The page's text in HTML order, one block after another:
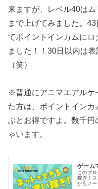
来ますが、レベル40は
まで上げてみました。
てポイントインカムに
ました！！30日以内は
（笑）
※普通にアニマエアルケ
た方は、ポイントイン
ぶとお得ですよ。数千円
ゃいます。
ゲーム
このブ
稼ぎ！ス
かもノー